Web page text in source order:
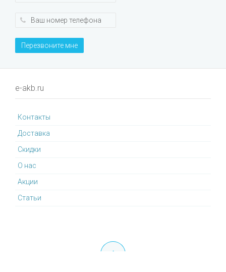
Перезвоните мне
e-akb.ru
Контакты
Доставка
Cкидки
О нас
Акции
Статьи